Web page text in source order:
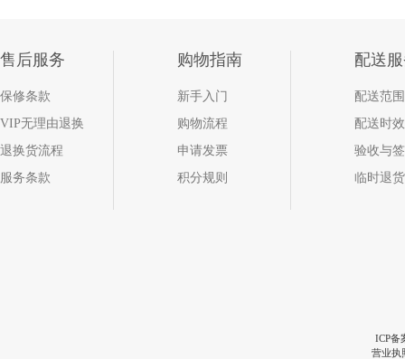
售后服务
保修条款
VIP无理由退换
退换货流程
服务条款
购物指南
新手入门
购物流程
申请发票
积分规则
配送
配送范围
配送时效
验收与
临时退货
ICP备
营业执